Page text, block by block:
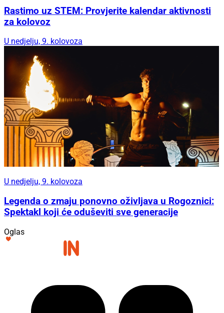
Rastimo uz STEM: Provjerite kalendar aktivnosti
za kolovoz
U nedjelju, 9. kolovoza
U nedjelju, 9. kolovoza
Legenda o zmaju ponovno oživljava u Rogoznici:
Spektakl koji će oduševiti sve generacije
Oglas